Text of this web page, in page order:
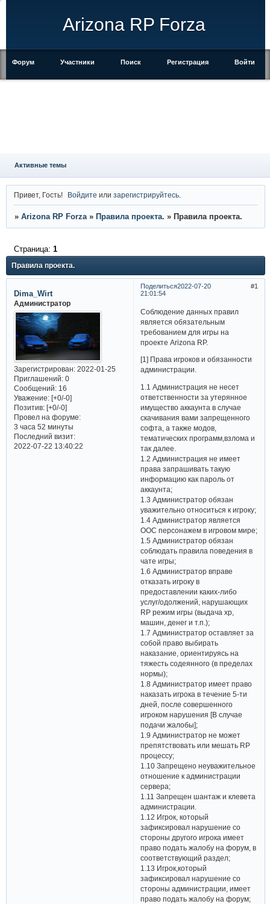
Arizona RP Forza
Форум Участники Поиск Регистрация Войти
Активные темы
Привет, Гость! Войдите илизарегистрируйтесь
» Arizona RP Forza » Правила проекта. » Правила проекта.
Правила проекта.
Страница: 1
Поделиться 1
2022-07-20
21:01:54
Dima_Wirt
Администратор
Зарегистрирован: 2022-01-25
Приглашений:0
Сообщений:16
Уважение: [+0/-0]
Позитив: [+0/-0]
Провел на форуме:
3 часа 52 минуты
Последний визит:
2022-07-22 13:40:22
Соблюдение данных правил
является обязательным
требованием для игры на
проекте Arizona RP.
[1] Права игроков и обязанности
администрации.
1.1 Администрация не несет
ответственности за утерянное
имущество аккаунта в случае
скачивания вами запрещенного
софта, а также модов,
тематических программ,взлома и
так далее.
1.2 Администрация не имеет
права запрашивать такую
информацию как пароль от
аккаунта;
1.3 Администратор обязан
уважительно относиться к игроку;
1.4 Администратор является
ООС персонажем в игровом мире;
1.5 Администратор обязан
соблюдать правила поведения в
чате игры;
1.6 Администратор вправе
отказать игроку в
предоставлении каких-либо
услуг/одолжений, нарушающих
RP режим игры (выдача xp,
машин, денег и т.п.);
1.7 Администратор оставляет за
собой право выбирать
наказание, ориентируясь на
тяжесть содеянного (в пределах
нормы);
1.8 Администратор имеет право
наказать игрока в течение 5-ти
дней, после совершенного
игроком нарушения [В случае
подачи жалобы];
1.9 Администратор не может
препятствовать или мешать RP
процессу;
1.10 Запрещено неуважительное
отношение к администрации
сервера;
1.11 Запрещен шантаж и клевета
администрации.
1.12 Игрок, который
зафиксировал нарушение со
стороны другого игрока имеет
право подать жалобу на форум, в
соответствующий раздел;
1.13 Игрок,который
зафиксировал нарушение со
стороны администрации, имеет
право подать жалобу на форум;